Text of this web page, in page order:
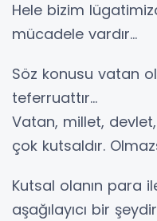
Hele bizim
mücadele vardır…
Söz konusu vatan
teferruattır…
Vatan, millet, devlet,
çok kutsaldır.
Kutsal olanın para
aşağılayıcı bir